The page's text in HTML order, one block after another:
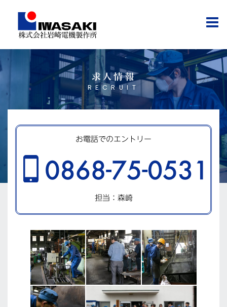
ツ
ス
求人情報
RECRUIT
お電話でのエントリー
担当：森崎